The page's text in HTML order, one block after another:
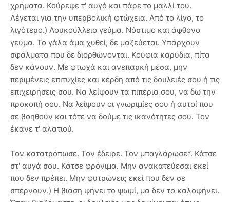
χρήματα. Κούρεψε τ' αυγό και πάρε το μαλλί του.
Λέγεται για την υπερβολική φτώχεια. Από το λίγο, το
λιγότερο.) Λουκούλλειο γεύμα. Νόστιμο και άφθονο
γεύμα. Το γάλα άμα χυθεί, δε μαζεύεται. Υπάρχουν
σφάλματα που δε διορθώνονται. Κούφια καρύδια, πίτα
δεν κάνουν. Με φτωχά και ανεπαρκή μέσα, μην
περιμένεις επιτυχίες και κέρδη από τις δουλειές σου ή τις
επιχειρήσεις σου. Να λείψουν τα πιπέρια σου, να δω την
προκοπή σου. Να λείψουν οι γνωριμίες σου ή αυτοί που
σε βοηθούν και τότε να δούμε τις ικανότητες σου. Τον
έκανε τ' αλατιού.
Τον κατατρόπωσε. Τον έδειρε. Τον μπαγλάρωσε*. Κάτσε
στ' αυγά σου. Κάτσε φρόνιμα. Μην ανακατεύεσαι εκεί
που δεν πρέπει. Μην φυτρώνεις εκεί που δεν σε
σπέρνουν.) Η βιάση ψήνει το ψωμί, μα δεν το καλοψήνει.